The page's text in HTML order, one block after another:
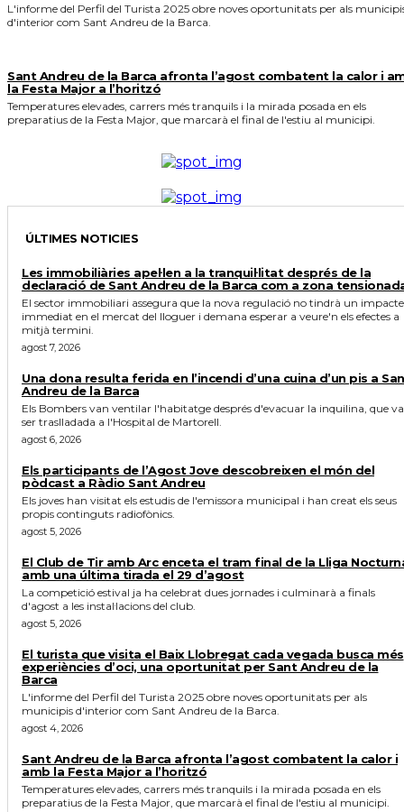
L'informe del Perfil del Turista 2025 obre noves oportunitats per als
d'interior com Sant Andreu de la Barca.
Sant Andreu de la Barca afronta l’agost combatent la calor i
la Festa Major a l’horitzó
Temperatures elevades, carrers més tranquils i la mirada posada en els
preparatius de la Festa Major, que marcarà el final de l'estiu al municipi.
ÚLTIMES NOTICIES
Les immobiliàries apel·len a la tranquil·litat després de la
declaració de Sant Andreu de la Barca com a zona
El sector immobiliari assegura que la nova regulació no tindrà un impacte
immediat en el mercat del lloguer i demana esperar a veure'n els efectes a
mitjà termini.
agost 7, 2026
Una dona resulta ferida en l’incendi d’una cuina d’un pis a
Andreu de la Barca
Els Bombers van ventilar l'habitatge després d'evacuar la inquilina, que va
ser traslladada a l'Hospital de Martorell.
agost 6, 2026
Els participants de l’Agost Jove descobreixen el món del
pòdcast a Ràdio Sant Andreu
Els joves han visitat els estudis de l'emissora municipal i han creat els seus
propis continguts radiofònics.
agost 5, 2026
El Club de Tir amb Arc enceta el tram final de la Lliga
amb una última tirada el 29 d’agost
La competició estival ja ha celebrat dues jornades i culminarà a finals
d'agost a les instal·lacions del club.
agost 5, 2026
El turista que visita el Baix Llobregat cada vegada busca més
experiències d’oci, una oportunitat per Sant Andreu de la
Barca
L'informe del Perfil del Turista 2025 obre noves oportunitats per als
municipis d'interior com Sant Andreu de la Barca.
agost 4, 2026
Sant Andreu de la Barca afronta l’agost combatent la calor i
amb la Festa Major a l’horitzó
Temperatures elevades, carrers més tranquils i la mirada posada en els
preparatius de la Festa Major, que marcarà el final de l'estiu al municipi.